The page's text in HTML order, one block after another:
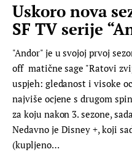
Uskoro nova
SF TV serije
"Andor" je u svojoj prvoj
off matične sage "Ratovi
uspjeh: gledanost i visoke
najviše ocjene s drugom
za koju nakon 3. sezone,
Nedavno je Disney +, koji
(kupljeno…